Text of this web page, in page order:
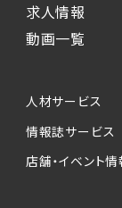
求人情報
動画一覧
人材サービス
情報誌サービス
店舗・イベント